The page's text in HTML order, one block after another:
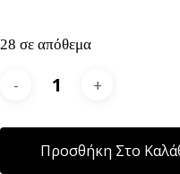
28 σε απόθεμα
Προσθήκη Στο